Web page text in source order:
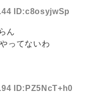
ID:c8osyjwSp
ん
ってないわ
ID:PZ5NcT+h0